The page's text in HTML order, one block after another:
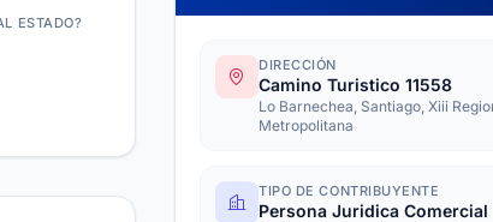
ESTADO?
DIRECCIÓN
Camino Turistico 11558
Lo Barnechea, Santiago, Xiii
Metropolitana
TIPO DE CONTRIBUYENTE
Persona Juridica Comercial